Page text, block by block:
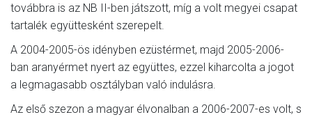
továbbra is az NB II-ben játszott, míg a volt megyei csapat
tartalék együttesként szerepelt.
A 2004-2005-ös idényben ezüstérmet, majd 2005-2006-
ban aranyérmet nyert az együttes, ezzel kiharcolta a jogot
a legmagasabb osztályban való indulásra.
Az első szezon a magyar élvonalban a 2006-2007-es volt, s